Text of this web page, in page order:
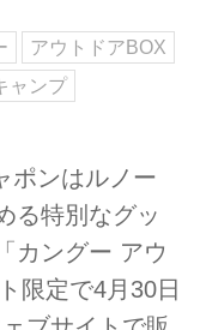
アウトドアBOX
ャンプ
ポンはルノー
る特別なグッ
カングー アウ
限定で4月30日